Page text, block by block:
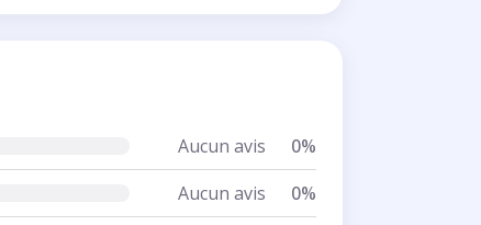
Aucun avis
0%
Aucun avis
0%